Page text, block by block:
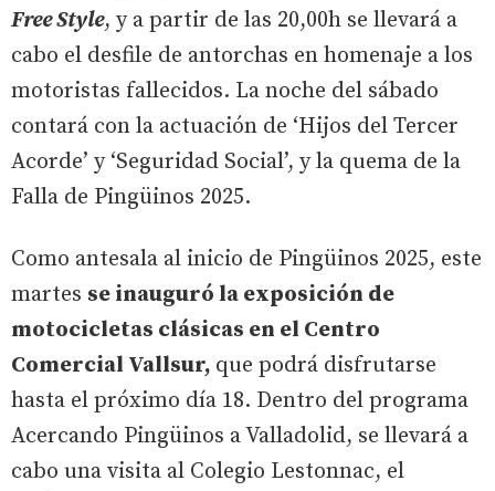
Free Style, y a partir de las 20,00h se llevará a
cabo el desfile de antorchas en homenaje a los
motoristas fallecidos. La noche del sábado
contará con la actuación de ‘Hijos del Tercer
Acorde’ y ‘Seguridad Social’, y la quema de la
Falla de Pingüinos 2025.
Como antesala al inicio de Pingüinos 2025, este
martes se inauguró la exposición de
motocicletas clásicas en el Centro
Comercial Vallsur, que podrá disfrutarse
hasta el próximo día 18. Dentro del programa
Acercando Pingüinos a Valladolid, se llevará a
cabo una visita al Colegio Lestonnac, el